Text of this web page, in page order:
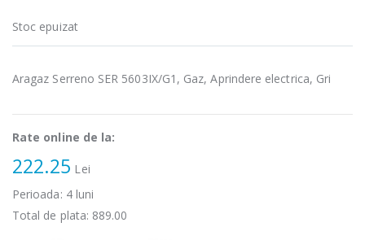
Stoc epuizat
Aragaz Serreno SER 5603IX/G1, Gaz, Aprindere electrica, Gri
Rate online de la:
222.25 Lei
Perioada: 4luni
Total de plata: 889.00
799,00 Lei
...
89,00 Lei
DC1000SSBK ...
139,00 Lei